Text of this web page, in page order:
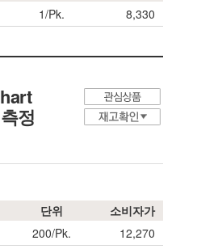
1/Pk. 8,330
정
단위
소비자가
200/Pk. 12,270